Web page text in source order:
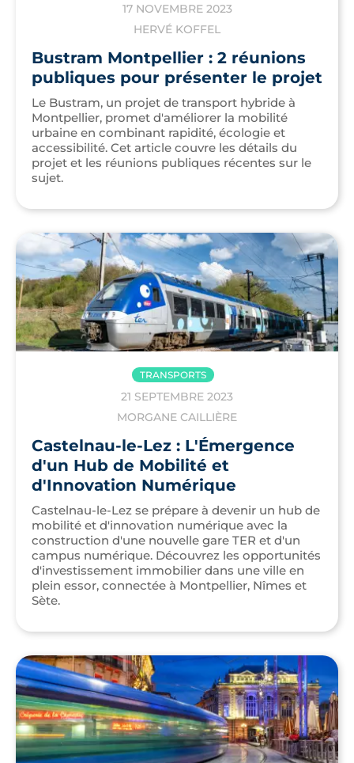
17 NOVEMBRE 2023
HERVÉ KOFFEL
Bustram Montpellier : 2 réunions
publiques pour présenter le projet
Le Bustram, un projet de transport hybride à
Montpellier, promet d'améliorer la mobilité
urbaine en combinant rapidité, écologie et
accessibilité. Cet article couvre les détails du
projet et les réunions publiques récentes sur le
sujet.
TRANSPORTS
21 SEPTEMBRE 2023
MORGANE CAILLIÈRE
Castelnau-le-Lez : L'Émergence
d'un Hub de Mobilité et
d'Innovation Numérique
Castelnau-le-Lez se prépare à devenir un hub de
mobilité et d'innovation numérique avec la
construction d'une nouvelle gare TER et d'un
campus numérique. Découvrez les opportunités
d'investissement immobilier dans une ville en
plein essor, connectée à Montpellier, Nîmes et
Sète.